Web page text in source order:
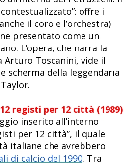
offre i
il coro e l’orchestra)
presentato come un
L’opera, che narra la
Arturo Toscanini, vide il
scherma della leggendaria
registi per 12 città (1989)
inserito all’interno
per 12 città”, il quale
italiane che avrebbero
di calcio del 1990. Tra